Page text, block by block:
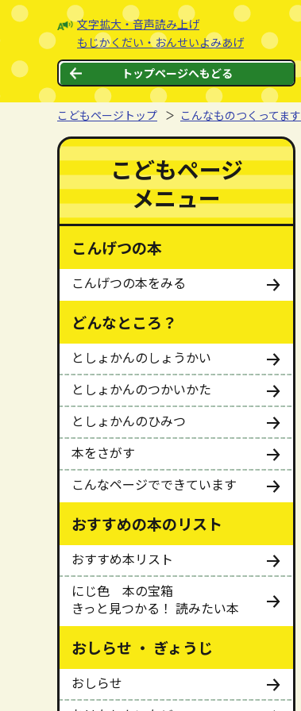
ページの先頭です。
本文へジャンプする。
文字拡大・音声読み上げ
もじかくだい・おんせいよみあげ
トップページへもどる
こどもページトップ こんなものつくってます
ここから本文です。ここからメインメニューです。
メインメニューをスキップする
こどもページ
メニュー
こんげつの本
こんげつの本をみる
どんなところ？
としょかんのしょうかい
としょかんのつかいかた
としょかんのひみつ
本をさがす
こんなページでできています
おすすめの本のリスト
おすすめ本リスト
にじ色 本の宝箱
きっと見つかる！ 読みたい本
おしらせ ・ ぎょうじ
おしらせ